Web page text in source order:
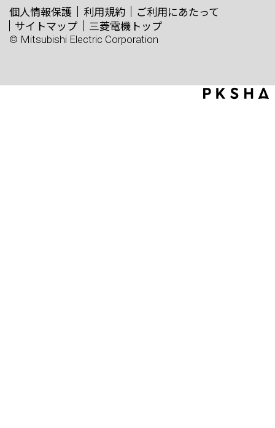
個人情報保護 利用規約
ご利用にあたって
サイトマップ
三菱電機トップ
© Mitsubishi Electric Corporation